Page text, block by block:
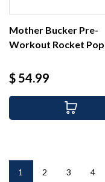
Mother Bucker Pre-
Workout Rocket Pop
Precio
$ 54.99
1 2 3 4